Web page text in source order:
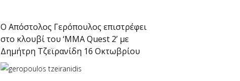
Ο Απόστολος Γερόπουλος επιστρέφει
στο κλουβί του ‘MMA Quest 2’ με
Δημήτρη Τζεϊρανίδη 16 Οκτωβρίου